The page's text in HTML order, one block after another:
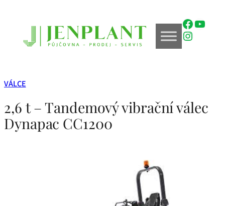
VÁLCE
2,6 t – Tandemový vibrační válec
Dynapac CC1200